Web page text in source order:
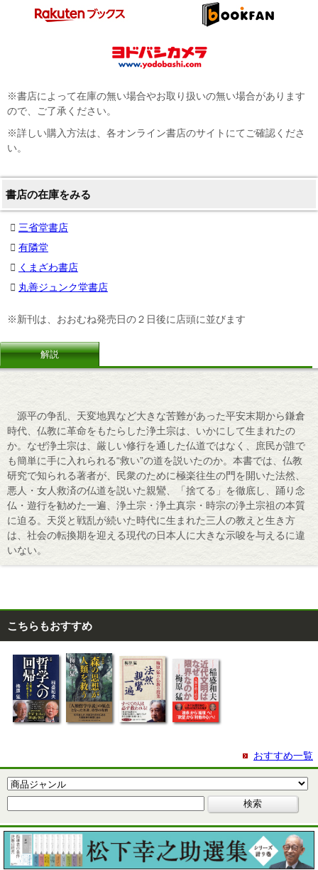
※書店によって在庫の無い場合やお取り扱いの無い場合があります
ので、ご了承ください。
※詳しい購入方法は、各オンライン書店のサイトにてご確認くださ
い。
書店の在庫をみる
三省堂書店
有隣堂
くまざわ書店
丸善ジュンク堂書店
※新刊は、おおむね発売日の２日後に店頭に並びます
解説
源平の争乱、天変地異など大きな苦難があった平安末期から鎌倉
時代、仏教に革命をもたらした浄土宗は、いかにして生まれたの
か。なぜ浄土宗は、厳しい修行を通した仏道ではなく、庶民が誰で
も簡単に手に入れられる“救い”の道を説いたのか。本書では、仏教
研究で知られる著者が、民衆のために極楽往生の門を開いた法然、
悪人・女人救済の仏道を説いた親鸞、「捨てる」を徹底し、踊り念
仏・遊行を勧めた一遍、浄土宗・浄土真宗・時宗の浄土宗祖の本質
に迫る。天災と戦乱が続いた時代に生まれた三人の教えと生き方
は、社会の転換期を迎える現代の日本人に大きな示唆を与えるに違
いない。
こちらもおすすめ
おすすめ一覧